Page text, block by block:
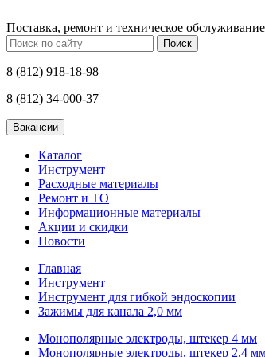
Поставка, ремонт и техническое
Поиск
8 (812) 918-18-98
8 (812) 34-000-37
Каталог
Инструмент
Расходные материалы
Ремонт и ТО
Информационные материалы
Акции и скидки
Новости
Главная
Инструмент
Инструмент для гибкой эндоскопии
Зажимы для канала 2,0 мм
Монополярные электроды, штекер 4 мм
Монополярные электроды, штекер 2,4